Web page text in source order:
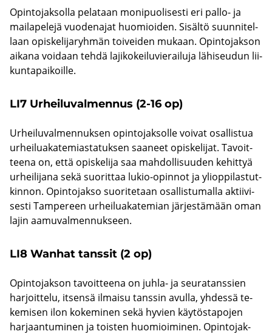
Opin­to­jak­sol­la pe­la­taan mo­ni­puo­li­ses­ti eri pallo-​ ja
mai­la­pe­le­jä vuo­de­na­jat huo­mioi­den. Si­säl­tö suun­ni­tel­
laan opis­ke­li­ja­ryh­män toi­vei­den mu­kaan. Opin­to­jak­son
ai­ka­na voi­daan tehdä la­ji­ko­kei­lu­vie­rai­lu­ja lä­hi­seu­dun lii­
kun­ta­pai­koil­le.
LI7 Ur­hei­lu­val­men­nus (2-16 op)
Ur­hei­lu­val­men­nuk­sen opin­to­jak­sol­le voi­vat osal­lis­tua
ur­hei­lua­ka­te­mias­ta­tuk­sen saa­neet opis­ke­li­jat. Ta­voit­
tee­na on, että opis­ke­li­ja saa mah­dol­li­suu­den ke­hit­tyä
ur­hei­li­ja­na sekä suo­rit­taa lukio-​opinnot ja yli­op­pi­las­tut­
kin­non. Opin­to­jak­so suo­ri­te­taan osal­lis­tu­mal­la ak­tii­vi­
ses­ti Tam­pe­reen ur­hei­lua­ka­te­mian jär­jes­tä­mään oman
lajin aa­mu­val­men­nuk­seen.
LI8 Wanhat tans­sit (2 op)
Opin­to­jak­son ta­voit­tee­na on juhla-​ ja seu­ra­tans­sien
har­joit­te­lu, it­sen­sä il­mai­su tans­sin avul­la, yh­des­sä te­
ke­mi­sen ilon ko­ke­mi­nen sekä hy­vien käy­tös­ta­po­jen
har­jaan­tu­mi­nen ja tois­ten huo­mioi­mi­nen. Opin­to­jak­